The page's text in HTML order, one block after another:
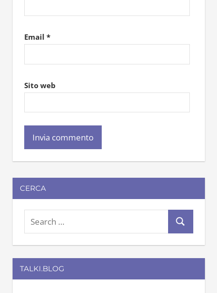
Email *
Sito web
CERCA
e
a
r
c
e
a
TALKI.BLOG